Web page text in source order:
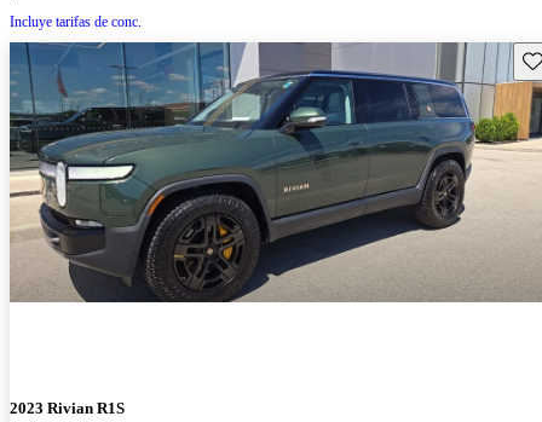
Incluye tarifas de conc.
2023 Rivian R1S